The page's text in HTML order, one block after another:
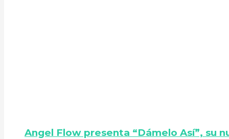
Angel Flow presenta “Dámelo Así”, su